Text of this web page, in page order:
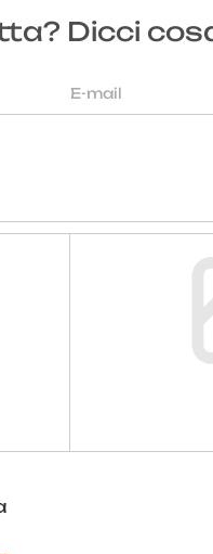
Dicci